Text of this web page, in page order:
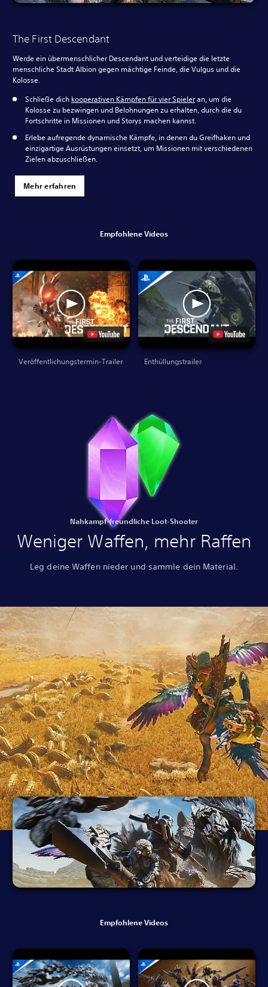
The First Descendant
Werde ein übermenschlicher Descendant und verteidige die letzte
menschliche Stadt Albion gegen mächtige Feinde, die Vulgus und die
Kolosse.
Schließe dich kooperativen Kämpfen für vier Spieleran, um die
Kolosse zu bezwingen und Belohnungen zu erhalten, durch die du
Fortschritte in Missionen und Storys machen kannst.
Erlebe aufregende dynamische Kämpfe, in denen du Greifhaken und
einzigartige Ausrüstungen einsetzt, um Missionen mit verschiedenen
Zielen abzuschließen.
Mehr erfahren
Empfohlene Videos
Veröffentlichungstermin-Trailer Enthüllungstrailer
Nahkampf-freundliche Loot-Shooter
Weniger Waffen, mehr Raffen
Leg deine Waffen nieder und sammle dein Material.
Empfohlene Videos